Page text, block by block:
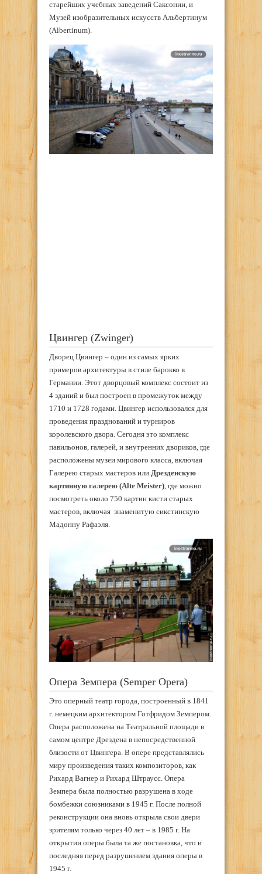
старейших учебных заведений Саксонии, и
Музей изобразительных искусств Альбертинум
(Albertinum).
Цвингер (Zwinger)
Дворец Цвингер – один из самых ярких
примеров архитектуры в стиле барокко в
Германии. Этот дворцовый комплекс состоит из
4 зданий и был построен в промежуток между
1710 и 1728 годами. Цвингер использовался для
проведения празднований и турниров
королевского двора. Сегодня это комплекс
павильонов, галерей, и внутренних двориков, где
расположены музеи мирового класса, включая
Галерею старых мастеров или Дрезденскую
картинную галерею (Alte Meister), где можно
посмотреть около 750 картин кисти старых
мастеров, включая знаменитую сикстинскую
Мадонну Рафаэля.
Опера Земпера (Semper Opera)
Это оперный театр города, построенный в 1841
г. немецким архитектором Готфридом Земпером.
Опера расположена на Театральной площади в
самом центре Дрездена в непосредственной
близости от Цвингера. В опере представлялись
миру произведения таких композиторов, как
Рихард Вагнер и Рихард Штраусс. Опера
Земпера была полностью разрушена в ходе
бомбежки союзниками в 1945 г. После полной
реконструкции она вновь открыла свои двери
зрителям только через 40 лет – в 1985 г. На
открытии оперы была та же постановка, что и
последняя перед разрушением здания оперы в
1945 г.